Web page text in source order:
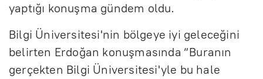
yaptığı konuşma gündem oldu.
Bilgi Üniversitesi'nin bölgeye iyi geleceğini
belirten Erdoğan konuşmasında “Buranın
gerçekten Bilgi Üniversitesi'yle bu hale